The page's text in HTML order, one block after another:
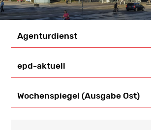
Agenturdienst
epd-aktuell
Wochenspiegel (Ausgabe Ost)